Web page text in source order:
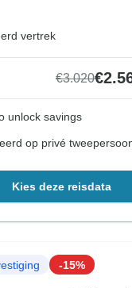
vertrek
€3.020
unlock savings
op privé
Kies deze reisdata
-15%